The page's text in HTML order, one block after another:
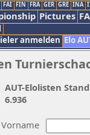
FAI FIN FRA GER GRE INA
Pictures
anmelden Elo
Vorname
AUT-Elolisten
6.936